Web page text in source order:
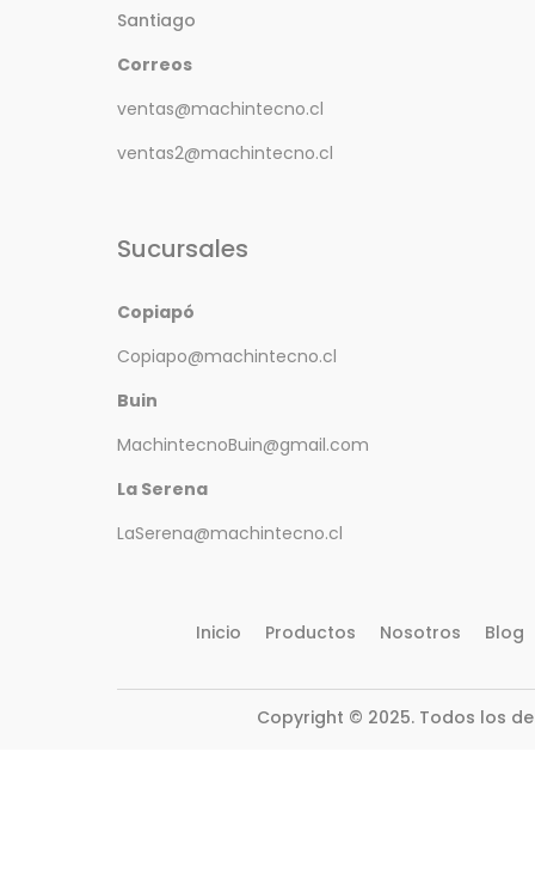
Santiago
Correos
ventas@machintecno.cl
ventas2@machintecno.cl
Sucursales
Copiapó
Copiapo@machintecno.cl
Buin
MachintecnoBuin@gmail.com
La Serena
LaSerena@machintecno.cl
Inicio Productos Nosotros Blog
Copyright © 2025. Todos los